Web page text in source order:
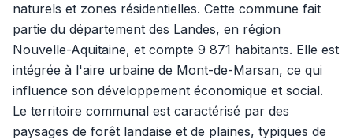
naturels et zones résidentielles. Cette commune fait
partie du département des Landes, en région
Nouvelle-Aquitaine, et compte 9 871 habitants. Elle est
intégrée à l'aire urbaine de Mont-de-Marsan, ce qui
influence son développement économique et social.
Le territoire communal est caractérisé par des
paysages de forêt landaise et de plaines, typiques de